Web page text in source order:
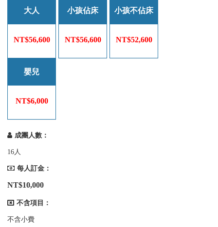
大人
NT$56,600
小孩佔床
NT$56,600
小孩不佔床
NT$52,600
嬰兒
NT$6,000
成團人數：
16人
每人訂金：
NT$10,000
不含項目：
不含小費